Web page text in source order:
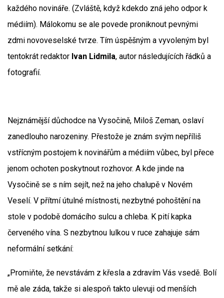
každého novináře. (Zvláště, když kdekdo zná jeho odpor k
médiím). Málokomu se ale povede proniknout pevnými
zdmi novoveselské tvrze. Tím úspěšným a vyvoleným byl
tentokrát redaktor Ivan Lidmila, autor následujících řádků a
fotografií.
Nejznámější důchodce na Vysočině, Miloš Zeman, oslaví
zanedlouho narozeniny. Přestože je znám svým nepříliš
vstřícným postojem k novinářům a médiím vůbec, byl přece
jenom ochoten poskytnout rozhovor. A kde jinde na
Vysočině se s ním sejít, než na jeho chalupě v Novém
Veselí. V přítmí útulné místnosti, nezbytné pohoštění na
stole v podobě domácího sulcu a chleba. K pití kapka
červeného vína. S nezbytnou lulkou v ruce zahajuje sám
neformální setkání:
„Promiňte, že nevstávám z křesla a zdravím Vás vsedě. Bolí
mě ale záda, takže si alespoň takto ulevuji od menších